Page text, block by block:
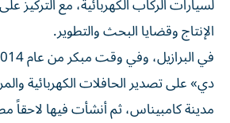
الإنتاج وقضايا البحث والتطوير.
دي» على تصدير الحافلات الكهربائية
مدينة كامبيناس، ثم أنشأت فيها لاحقاً